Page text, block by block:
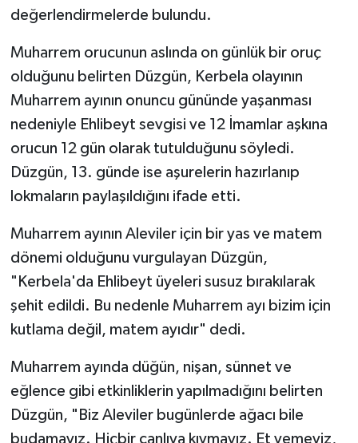
değerlendirmelerde bulundu.
Muharrem orucunun aslında on günlük bir oruç
olduğunu belirten Düzgün, Kerbela olayının
Muharrem ayının onuncu gününde yaşanması
nedeniyle Ehlibeyt sevgisi ve 12 İmamlar aşkına
orucun 12 gün olarak tutulduğunu söyledi.
Düzgün, 13. günde ise aşurelerin hazırlanıp
lokmaların paylaşıldığını ifade etti.
Muharrem ayının Aleviler için bir yas ve matem
dönemi olduğunu vurgulayan Düzgün,
"Kerbela'da Ehlibeyt üyeleri susuz bırakılarak
şehit edildi. Bu nedenle Muharrem ayı bizim için
kutlama değil, matem ayıdır" dedi.
Muharrem ayında düğün, nişan, sünnet ve
eğlence gibi etkinliklerin yapılmadığını belirten
Düzgün, "Biz Aleviler bugünlerde ağacı bile
budamayız. Hiçbir canlıya kıymayız. Et yemeyiz,